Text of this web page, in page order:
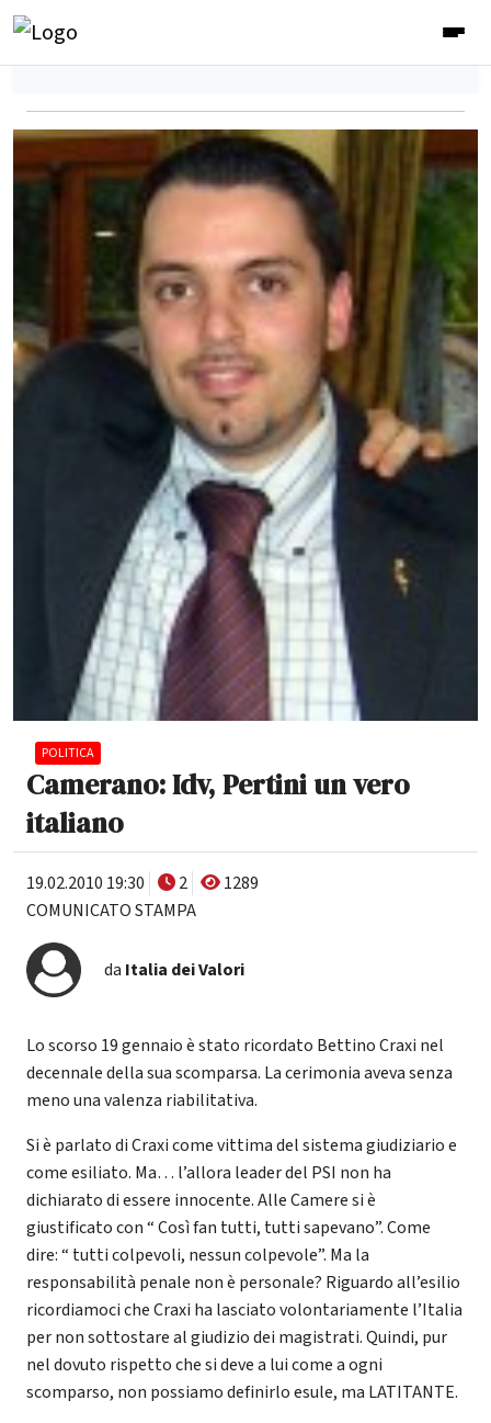
POLITICA
Camerano: Idv, Pertini un vero
italiano
19.02.2010 19:30 2
1289
COMUNICATO STAMPA
da Italia dei Valori
Lo scorso 19 gennaio è stato ricordato Bettino Craxi nel
decennale della sua scomparsa. La cerimonia aveva senza
meno una valenza riabilitativa.
Si è parlato di Craxi come vittima del sistema giudiziario e
come esiliato. Ma… l’allora leader del PSI non ha
dichiarato di essere innocente. Alle Camere si è
giustificato con “ Così fan tutti, tutti sapevano”. Come
dire: “ tutti colpevoli, nessun colpevole”. Ma la
responsabilità penale non è personale? Riguardo all’esilio
ricordiamoci che Craxi ha lasciato volontariamente l’Italia
per non sottostare al giudizio dei magistrati. Quindi, pur
nel dovuto rispetto che si deve a lui come a ogni
scomparso, non possiamo definirlo esule, ma LATITANTE.